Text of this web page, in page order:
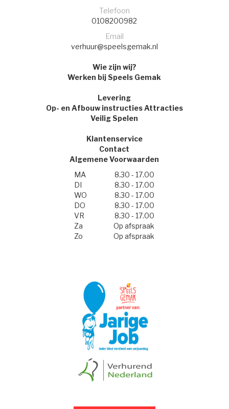
Telefoon
0108200982
Email
verhuur@speelsgemak.nl
Wie zijn wij?
Werken bij Speels Gemak
Levering
Op- en Afbouw instructies Attracties
Veilig Spelen
Klantenservice
Contact
Algemene Voorwaarden
MA
8.30 - 17.00
DI
8.30 - 17.00
WO
8.30 - 17.00
DO
8.30 - 17.00
VR
8.30 - 17.00
Za
Op afspraak
Zo
Op afspraak